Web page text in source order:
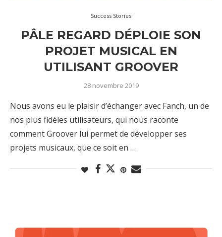
Success Stories
PÂLE REGARD DÉPLOIE SON
PROJET MUSICAL EN
UTILISANT GROOVER
28 novembre 2019
Nous avons eu le plaisir d’échanger avec Fanch, un de
nos plus fidèles utilisateurs, qui nous raconte
comment Groover lui permet de développer ses
projets musicaux, que ce soit en …